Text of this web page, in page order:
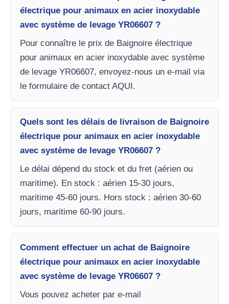
électrique pour animaux en acier inoxydable
avec système de levage YR06607 ?
Pour connaître le prix de Baignoire électrique
pour animaux en acier inoxydable avec système
de levage YR06607, envoyez-nous un e-mail via
le formulaire de contact AQUI.
Quels sont les délais de livraison de Baignoire
électrique pour animaux en acier inoxydable
avec système de levage YR06607 ?
Le délai dépend du stock et du fret (aérien ou
maritime). En stock : aérien 15-30 jours,
maritime 45-60 jours. Hors stock : aérien 30-60
jours, maritime 60-90 jours.
Comment effectuer un achat de Baignoire
électrique pour animaux en acier inoxydable
avec système de levage YR06607 ?
Vous pouvez acheter par e-mail